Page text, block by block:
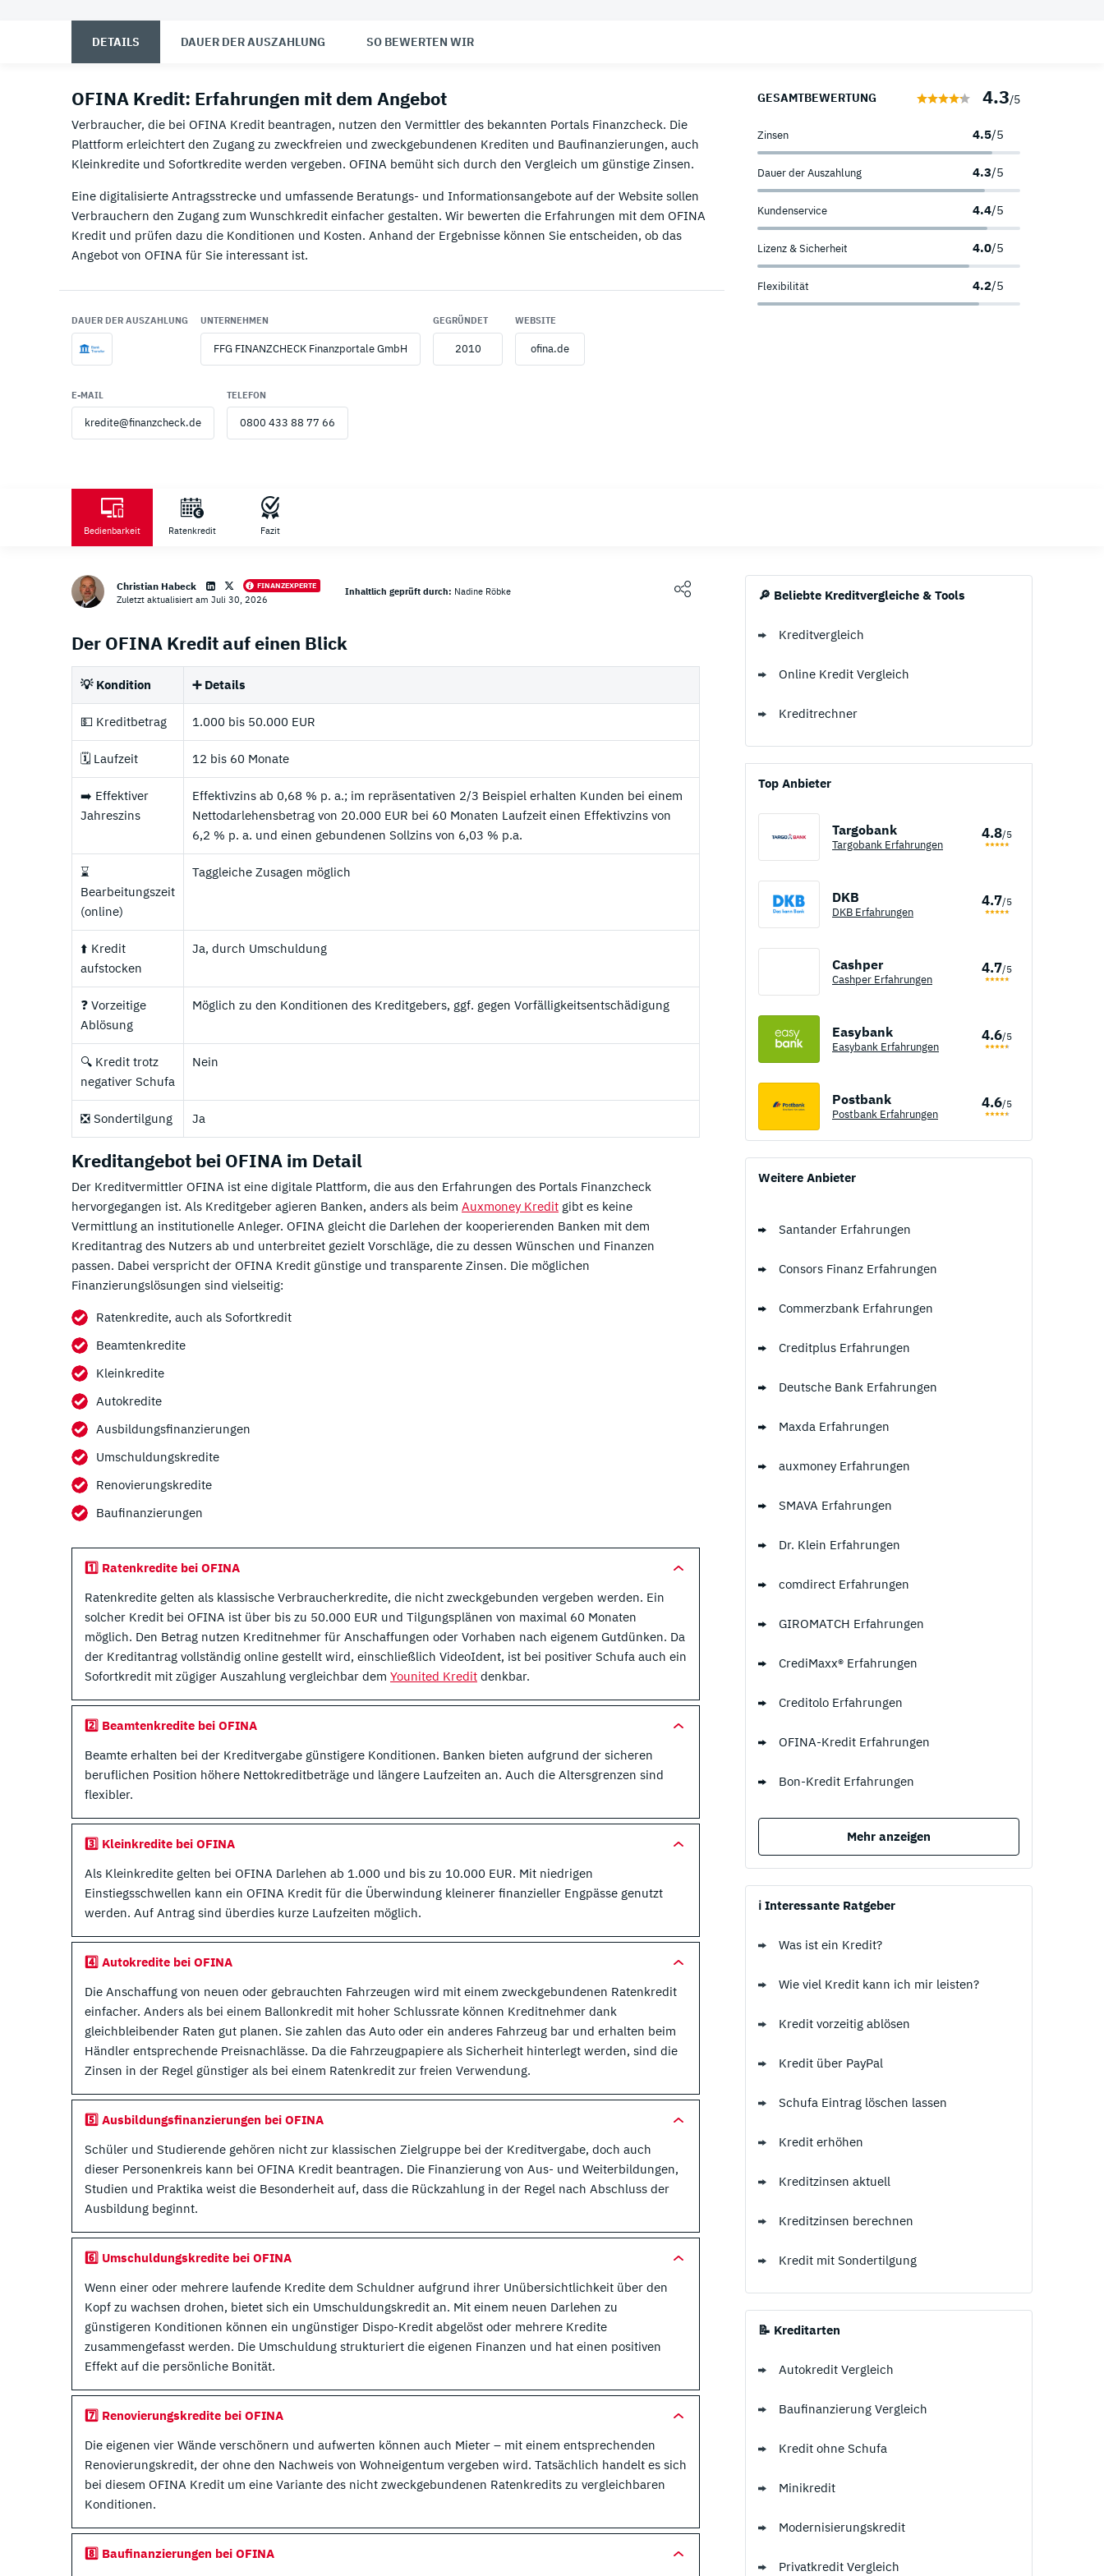
08. Commerzbank Erfahrungen
10. Deutsche Bank Erfahrungen
Kreditzinsen berechnen Kredit für Selbstständige
08. awa7 Erfahrungen
10. C24 Erfahrungen
11. N26 Kreditkarte Erfahrungen
Visa Kreditkarten
🌴 Kreditkarten für Reisen
Beste Kreditkarte für Reisen
Wann werden Kreditkarten abgerechnet?
Was ist eine Kreditkartenkennung?
DETAILS DAUER DER AUSZAHLUNG SO BEWERTEN WIR
OFINA Kredit: Erfahrungen mit dem Angebot
Verbraucher, die bei OFINA Kredit beantragen, nutzen den Vermittler des bekannten Portals Finanzcheck. Die
Plattform erleichtert den Zugang zu zweckfreien und zweckgebundenen Krediten und Baufinanzierungen, auch
Kleinkredite und Sofortkredite werden vergeben. OFINA bemüht sich durch den Vergleich um günstige Zinsen.
Eine digitalisierte Antragsstrecke und umfassende Beratungs- und Informationsangebote auf der Website sollen
Verbrauchern den Zugang zum Wunschkredit einfacher gestalten. Wir bewerten die Erfahrungen mit dem OFINA
Kredit und prüfen dazu die Konditionen und Kosten. Anhand der Ergebnisse können Sie entscheiden, ob das
Angebot von OFINA für Sie interessant ist.
DAUER DER AUSZAHLUNG UNTERNEHMEN
FFG FINANZCHECK Finanzportale GmbH
GEGRÜNDET
2010
WEBSITE
ofina.de
E-MAIL
kredite@finanzcheck.de
TELEFON
0800 433 88 77 66
GESAMTBEWERTUNG 4.3/5
Zinsen 4.5/5
Dauer der Auszahlung 4.3/5
Kundenservice 4.4/5
Lizenz & Sicherheit 4.0/5
Flexibilität 4.2/5
Bedienbarkeit Ratenkredit Fazit
Christian Habeck FINANZEXPERTE
Zuletzt aktualisiert am Juli 30, 2026
Inhaltlich geprüft durch: Nadine Röbke
Der OFINA Kredit auf einen Blick
💡 Kondition ➕ Details
💵 Kreditbetrag 1.000 bis 50.000 EUR
🗓️ Laufzeit 12 bis 60 Monate
➡️ Effektiver
Jahreszins
Effektivzins ab 0,68 % p. a.; im repräsentativen 2/3 Beispiel erhalten Kunden bei einem
Nettodarlehensbetrag von 20.000 EUR bei 60 Monaten Laufzeit einen Effektivzins von
6,2 % p. a. und einen gebundenen Sollzins von 6,03 % p.a.
⌛
Bearbeitungszeit
(online)
Taggleiche Zusagen möglich
⬆️ Kredit
aufstocken
Ja, durch Umschuldung
❓ Vorzeitige
Ablösung
Möglich zu den Konditionen des Kreditgebers, ggf. gegen Vorfälligkeitsentschädigung
🔍 Kredit trotz
negativer Schufa
Nein
❎ Sondertilgung Ja
Kreditangebot bei OFINA im Detail
Der Kreditvermittler OFINA ist eine digitale Plattform, die aus den Erfahrungen des Portals Finanzcheck
hervorgegangen ist. Als Kreditgeber agieren Banken, anders als beim Auxmoney Kredit gibt es keine
Vermittlung an institutionelle Anleger. OFINA gleicht die Darlehen der kooperierenden Banken mit dem
Kreditantrag des Nutzers ab und unterbreitet gezielt Vorschläge, die zu dessen Wünschen und Finanzen
passen. Dabei verspricht der OFINA Kredit günstige und transparente Zinsen. Die möglichen
Finanzierungslösungen sind vielseitig:
Ratenkredite, auch als Sofortkredit
Beamtenkredite
Kleinkredite
Autokredite
Ausbildungsfinanzierungen
Umschuldungskredite
Renovierungskredite
Baufinanzierungen
1️⃣ Ratenkredite bei OFINA
Ratenkredite gelten als klassische Verbraucherkredite, die nicht zweckgebunden vergeben werden. Ein
solcher Kredit bei OFINA ist über bis zu 50.000 EUR und Tilgungsplänen von maximal 60 Monaten
möglich. Den Betrag nutzen Kreditnehmer für Anschaffungen oder Vorhaben nach eigenem Gutdünken. Da
der Kreditantrag vollständig online gestellt wird, einschließlich VideoIdent, ist bei positiver Schufa auch ein
Sofortkredit mit zügiger Auszahlung vergleichbar dem Younited Kredit denkbar.
2️⃣ Beamtenkredite bei OFINA
Beamte erhalten bei der Kreditvergabe günstigere Konditionen. Banken bieten aufgrund der sicheren
beruflichen Position höhere Nettokreditbeträge und längere Laufzeiten an. Auch die Altersgrenzen sind
flexibler.
3️⃣ Kleinkredite bei OFINA
Als Kleinkredite gelten bei OFINA Darlehen ab 1.000 und bis zu 10.000 EUR. Mit niedrigen
Einstiegsschwellen kann ein OFINA Kredit für die Überwindung kleinerer finanzieller Engpässe genutzt
werden. Auf Antrag sind überdies kurze Laufzeiten möglich.
4️⃣ Autokredite bei OFINA
Die Anschaffung von neuen oder gebrauchten Fahrzeugen wird mit einem zweckgebundenen Ratenkredit
einfacher. Anders als bei einem Ballonkredit mit hoher Schlussrate können Kreditnehmer dank
gleichbleibender Raten gut planen. Sie zahlen das Auto oder ein anderes Fahrzeug bar und erhalten beim
Händler entsprechende Preisnachlässe. Da die Fahrzeugpapiere als Sicherheit hinterlegt werden, sind die
Zinsen in der Regel günstiger als bei einem Ratenkredit zur freien Verwendung.
5️⃣ Ausbildungsfinanzierungen bei OFINA
Schüler und Studierende gehören nicht zur klassischen Zielgruppe bei der Kreditvergabe, doch auch
dieser Personenkreis kann bei OFINA Kredit beantragen. Die Finanzierung von Aus- und Weiterbildungen,
Studien und Praktika weist die Besonderheit auf, dass die Rückzahlung in der Regel nach Abschluss der
Ausbildung beginnt.
6️⃣ Umschuldungskredite bei OFINA
Wenn einer oder mehrere laufende Kredite dem Schuldner aufgrund ihrer Unübersichtlichkeit über den
Kopf zu wachsen drohen, bietet sich ein Umschuldungskredit an. Mit einem neuen Darlehen zu
günstigeren Konditionen können ein ungünstiger Dispo-Kredit abgelöst oder mehrere Kredite
zusammengefasst werden. Die Umschuldung strukturiert die eigenen Finanzen und hat einen positiven
Effekt auf die persönliche Bonität.
7️⃣ Renovierungskredite bei OFINA
Die eigenen vier Wände verschönern und aufwerten können auch Mieter – mit einem entsprechenden
Renovierungskredit, der ohne den Nachweis von Wohneigentum vergeben wird. Tatsächlich handelt es sich
bei diesem OFINA Kredit um eine Variante des nicht zweckgebundenen Ratenkredits zu vergleichbaren
Konditionen.
8️⃣ Baufinanzierungen bei OFINA
🔎 Beliebte Kreditvergleiche & Tools
Kreditvergleich
Online Kredit Vergleich
Kreditrechner
Top Anbieter
Targobank
Targobank Erfahrungen
4.8/5
DKB
DKB Erfahrungen
4.7/5
Cashper
Cashper Erfahrungen
4.7/5
Easybank
Easybank Erfahrungen
4.6/5
Postbank
Postbank Erfahrungen
4.6/5
Weitere Anbieter
Santander Erfahrungen
Consors Finanz Erfahrungen
Commerzbank Erfahrungen
Creditplus Erfahrungen
Deutsche Bank Erfahrungen
Maxda Erfahrungen
auxmoney Erfahrungen
SMAVA Erfahrungen
Dr. Klein Erfahrungen
comdirect Erfahrungen
GIROMATCH Erfahrungen
CrediMaxx® Erfahrungen
Creditolo Erfahrungen
OFINA-Kredit Erfahrungen
Bon-Kredit Erfahrungen
Mehr anzeigen
ℹ️ Interessante Ratgeber
Was ist ein Kredit?
Wie viel Kredit kann ich mir leisten?
Kredit vorzeitig ablösen
Kredit über PayPal
Schufa Eintrag löschen lassen
Kredit erhöhen
Kreditzinsen aktuell
Kreditzinsen berechnen
Kredit mit Sondertilgung
📝 Kreditarten
Autokredit Vergleich
Baufinanzierung Vergleich
Kredit ohne Schufa
Minikredit
Modernisierungskredit
Privatkredit Vergleich